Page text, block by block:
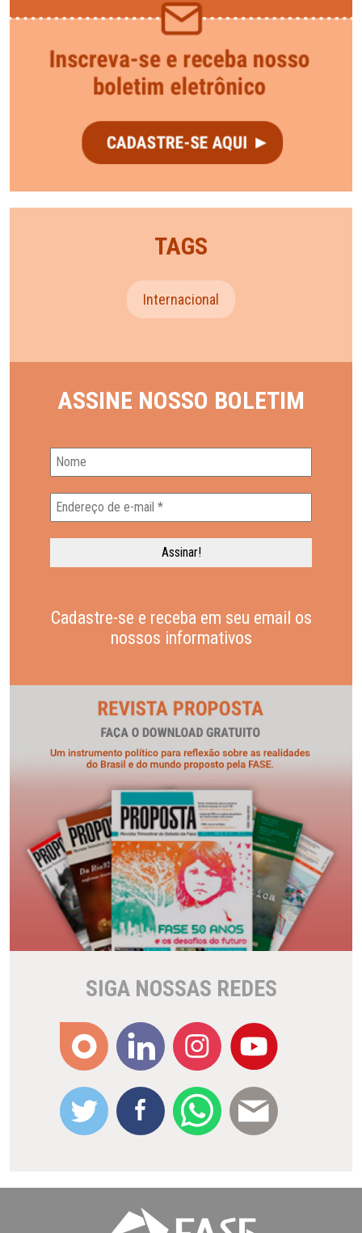
TAGS
Internacional
ASSINE NOSSO BOLETIM
Cadastre-se e receba em seu email os
nossos informativos
SIGA NOSSAS REDES